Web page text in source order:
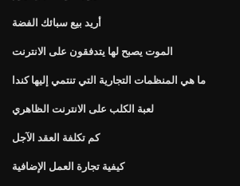
أريد بيع سبائك الفضة
الموت يصبح لها يتدفقون على الانترنت
ما هي المنظمات التجارية التي تنتمي إليها كندا
لعبة الكلب على الانترنت الظاهري
كم تكلفة العقد الآجل
كيفية تجارة العمل الإضافية